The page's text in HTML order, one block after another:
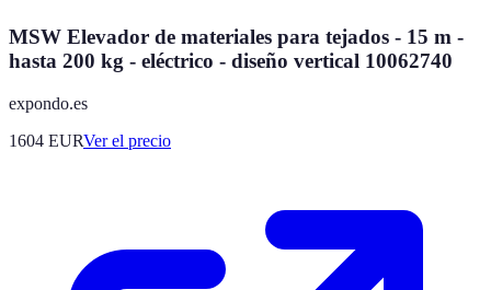
MSW Elevador de materiales para tejados - 15 m -
hasta 200 kg - eléctrico - diseño vertical 10062740
expondo.es
1604 EURVer el precio